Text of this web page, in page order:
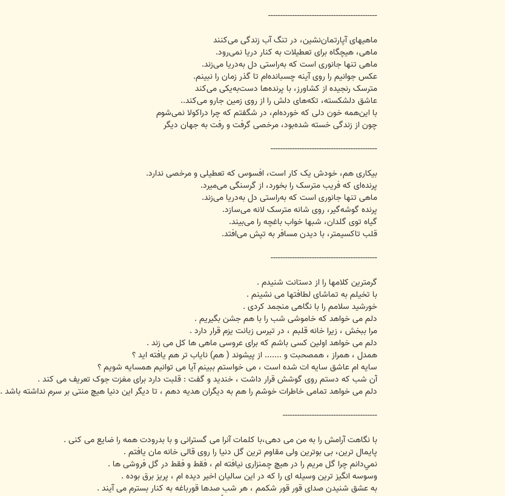
---------------------------------------------
ماهيهای آپارتمان‌نشين، در تنگ آب زندگی می‌کنند
ماهی، هيچگاه برای تعطيلات به کنار دريا نمی‌رود.
ماهی تنها جانوری است که به‌راستی دل به‌دريا می‌زند.
عکس جوانيم را روی آينه چسبانده‌ام تا گذر زمان را نبينم.
مترسک رنجيده از کشاورز، با پرنده‌ها دست‌به‌يکی می‌کند
عاشق دلشکسته، تکه‌های دلش را از روی زمين جارو می‌کند..
با اين‌همه خون دلی که خورده‌ام، در شگفتم که چرا دراکولا نمی‌شوم
چون از زندگی خسته شده‌بود، مرخصی گرفت و رفت به جهان ديگر
--------------------------------------------
بيکاری هم، خودش يک کار است، افسوس که تعطيلی و مرخصی ندارد.
پرنده‌ای که فريب مترسک را بخورد، از گرسنگی می‌ميرد.
ماهی تنها جانوری است که به‌راستی دل به‌دريا می‌زند.
پرنده گوشه‌گير، روی شانه مترسک لانه می‌سازد.
گياه توی گلدان، شبها خواب باغچه را می‌بيند.
قلب تاکسيمتر، با ديدن مسافر به تپش می‌افتد.
--------------------------------------------
گرمترین کلامها را از دستانت شنیدم .
با تخیلم به تماشای لطافتها می نشینم .
خورشید سلامم را با نگاهی منجمد کردی .
دلم می خواهد که خاموشی شب را با هم جشن بگیریم .
مرا ببخش ، زیرا خانه قلبم ، در تیرس زبانت یزم قرار دارد .
دلم می خواهد اولین کسی باشم که برای عروسی ماهی ها کل می زند .
همدل ، همراز ، همصحبت و ....... از پیشوند ( هم) نایاب تر هم یافته اید ؟
سایه ام عاشق سایه ات شده است ، می خواستم ببینم آیا می توانیم همسایه شویم ؟
آن شب که دستم روی گوشش قرار داشت ، خندید و گفت : قلبت دارد برای مغزت جوک تعریف می کند .
دلم می خواهد تمامی خاطرات خوشم را هم به دیگران هدیه دهم ، تا دیگر این دنیا هیچ منتی بر سرم نداشته باشد .
---------------------------------------
با نگاهت آرامش را به من می دهی،با کلمات آنرا می گسترانی و با بدرودت همه را ضایع می کنی .
پایمال ترین، بی بوترین ولی مقاوم ترین گل دنیا را روی قالی خانه مان یافتم .
نمي‌دانم چرا گل مریم را در هیچ چمنزاری نیافته ام ، فقط و فقط در گل فروشی ها .
وسوسه انگیز ترین وسیله ای را که در این سالیان اخیر دیده ام ، پریز برق بوده .
به عشق شنیدن صدای قور قور شکمم ، هر شب صدها قورباغه به کنار بسترم می آیند .